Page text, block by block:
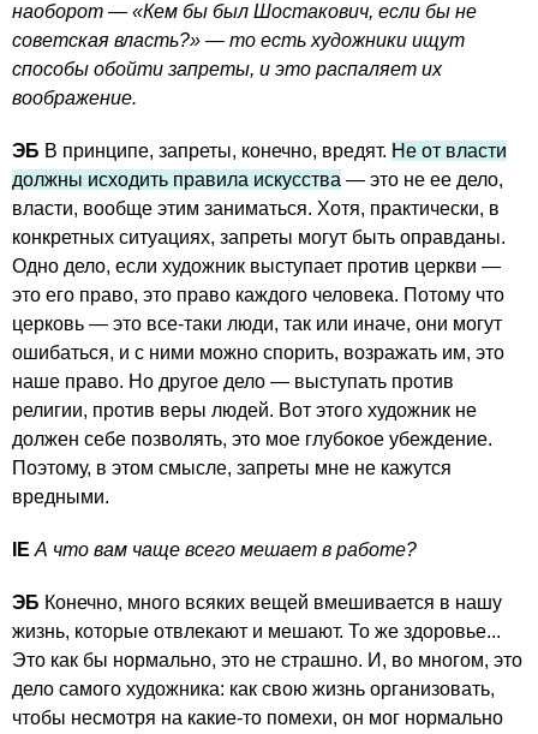
наоборот — «Кем бы был Шостакович, если бы не
советская власть?» — то есть художники ищут
способы обойти запреты, и это распаляет их
воображение.
ЭБ В принципе, запреты, конечно, вредят. Не от власти
должны исходить правила искусства — это не ее дело,
власти, вообще этим заниматься. Хотя, практически, в
конкретных ситуациях, запреты могут быть оправданы.
Одно дело, если художник выступает против церкви —
это его право, это право каждого человека. Потому что
церковь — это все-таки люди, так или иначе, они могут
ошибаться, и с ними можно спорить, возражать им, это
наше право. Но другое дело — выступать против
религии, против веры людей. Вот этого художник не
должен себе позволять, это мое глубокое убеждение.
Поэтому, в этом смысле, запреты мне не кажутся
вредными.
IE А что вам чаще всего мешает в работе?
ЭБ Конечно, много всяких вещей вмешивается в нашу
жизнь, которые отвлекают и мешают. То же здоровье...
Это как бы нормально, это не страшно. И, во многом, это
дело самого художника: как свою жизнь организовать,
чтобы несмотря на какие-то помехи, он мог нормально